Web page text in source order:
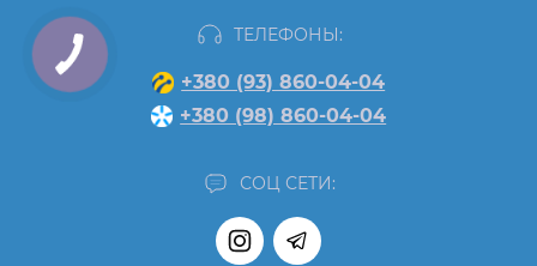
ТЕЛЕФОНЫ:
+380 (93) 860-04-04
+380 (98) 860-04-04
СОЦ СЕТИ: